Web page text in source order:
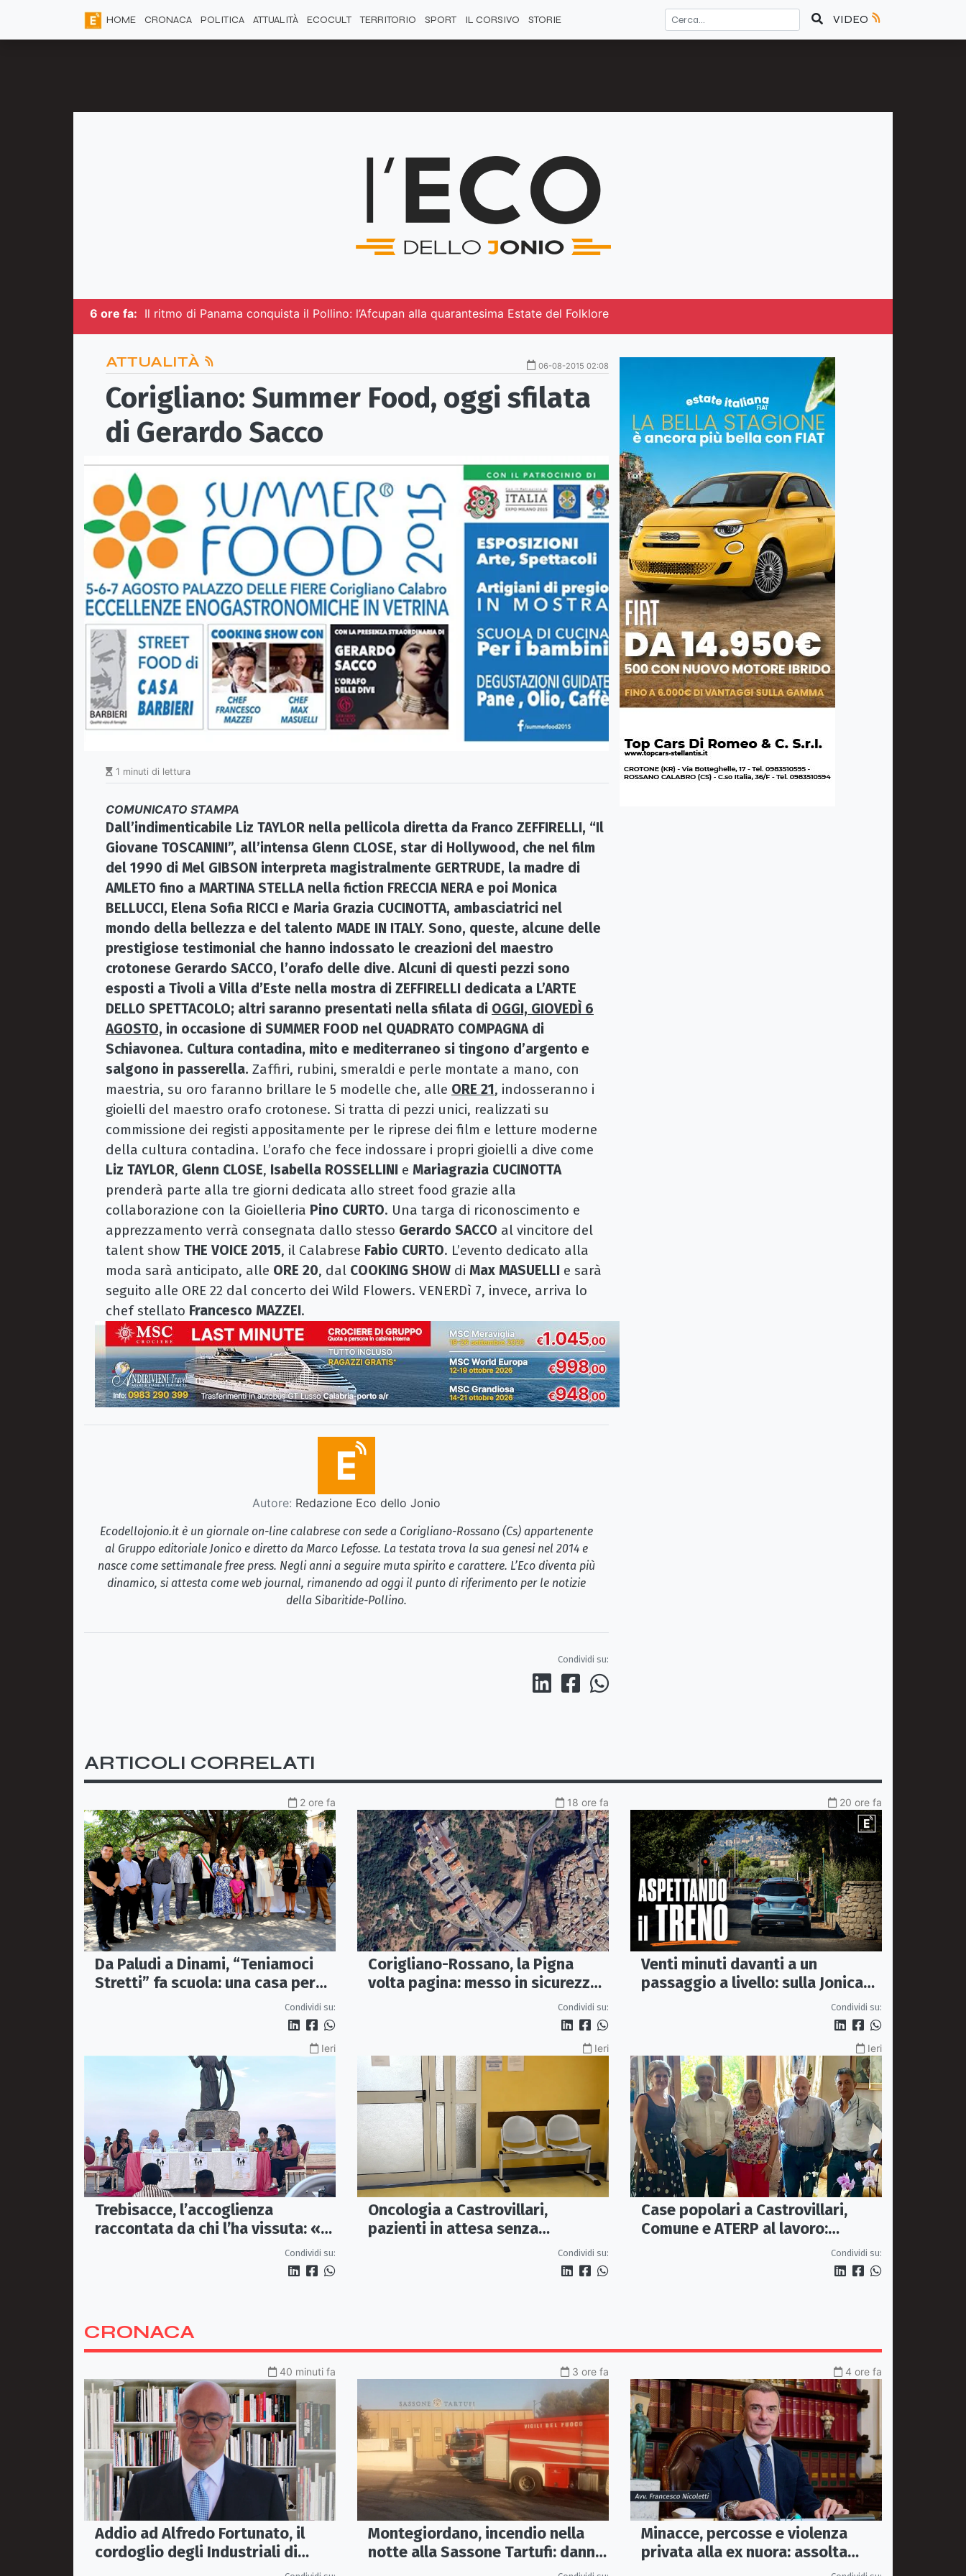
HOME CRONACA POLITICA ATTUALITÀ ECOCULT TERRITORIO SPORT IL CORSIVO STORIE VIDEO
6 ore fa: Il ritmo di Panama conquista il Pollino: l’Afcupan alla quarantesima Estate del Folklore
ATTUALITÀ 06-08-2015 02:08
Corigliano: Summer Food, oggi sfilata
di Gerardo Sacco
1 minuti di lettura
COMUNICATO STAMPA
Dall’indimenticabile Liz TAYLOR nella pellicola diretta da Franco ZEFFIRELLI, “Il
Giovane TOSCANINI”, all’intensa Glenn CLOSE, star di Hollywood, che nel film
del 1990 di Mel GIBSON interpreta magistralmente GERTRUDE, la madre di
AMLETO fino a MARTINA STELLA nella fiction FRECCIA NERA e poi Monica
BELLUCCI, Elena Sofia RICCI e Maria Grazia CUCINOTTA, ambasciatrici nel
mondo della bellezza e del talento MADE IN ITALY. Sono, queste, alcune delle
prestigiose testimonial che hanno indossato le creazioni del maestro
crotonese Gerardo SACCO, l’orafo delle dive. Alcuni di questi pezzi sono
esposti a Tivoli a Villa d’Este nella mostra di ZEFFIRELLI dedicata a L’ARTE
DELLO SPETTACOLO; altri saranno presentati nella sfilata di OGGI, GIOVEDÌ 6
AGOSTO, in occasione di SUMMER FOOD nel QUADRATO COMPAGNA di
Schiavonea. Cultura contadina, mito e mediterraneo si tingono d’argento e
salgono in passerella. Zaffiri, rubini, smeraldi e perle montate a mano, con
maestria, su oro faranno brillare le 5 modelle che, alle ORE 21, indosseranno i
gioielli del maestro orafo crotonese. Si tratta di pezzi unici, realizzati su
commissione dei registi appositamente per le riprese dei film e letture moderne
della cultura contadina. L’orafo che fece indossare i propri gioielli a dive come
Liz TAYLOR, Glenn CLOSE, Isabella ROSSELLINI e Mariagrazia CUCINOTTA
prenderà parte alla tre giorni dedicata allo street food grazie alla
collaborazione con la Gioielleria Pino CURTO. Una targa di riconoscimento e
apprezzamento verrà consegnata dallo stesso Gerardo SACCO al vincitore del
talent show THE VOICE 2015, il Calabrese Fabio CURTO. L’evento dedicato alla
moda sarà anticipato, alle ORE 20, dal COOKING SHOW di Max MASUELLI e sarà
seguito alle ORE 22 dal concerto dei Wild Flowers. VENERDì 7, invece, arriva lo
chef stellato Francesco MAZZEI.
Autore: Redazione Eco dello Jonio
Ecodellojonio.it è un giornale on-line calabrese con sede a Corigliano-Rossano (Cs) appartenente
al Gruppo editoriale Jonico e diretto da Marco Lefosse. La testata trova la sua genesi nel 2014 e
nasce come settimanale free press. Negli anni a seguire muta spirito e carattere. L’Eco diventa più
dinamico, si attesta come web journal, rimanendo ad oggi il punto di riferimento per le notizie
della Sibaritide-Pollino.
Condividi su:
ARTICOLI CORRELATI
2 ore fa
Da Paludi a Dinami, “Teniamoci
Stretti” fa scuola: una casa per
anziani contro la solitudineCondividi su:
18 ore fa
Corigliano-Rossano, la Pigna
volta pagina: messo in sicurezza
il quartiere ferito dalla frana del
Condividi su:
20 ore fa
Venti minuti davanti a un
passaggio a livello: sulla Jonica
anche aspettare un treno diventa
Condividi su:
Ieri
Trebisacce, l’accoglienza
raccontata da chi l’ha vissuta: «Io
sono» diventa una storia diCondividi su:
Ieri
Oncologia a Castrovillari,
pazienti in attesa senza
climatizzazione: Rosa chiede una
stanza interna e un intervento
Condividi su:
Ieri
Case popolari a Castrovillari,
Comune e ATERP al lavoro:
sopralluoghi operativi entroCondividi su:
CRONACA
40 minuti fa
Addio ad Alfredo Fortunato, il
cordoglio degli Industriali di
3 ore fa
Montegiordano, incendio nella
notte alla Sassone Tartufi: danni
per oltre un milione di euro
4 ore fa
Minacce, percosse e violenza
privata alla ex nuora: assolta
perché il fatto non sussiste